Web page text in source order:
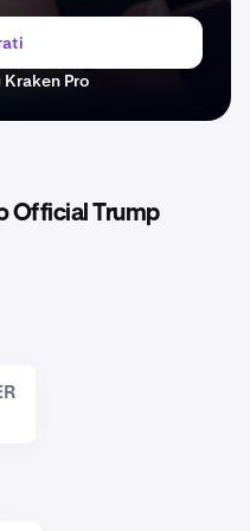
Pro
Official Trump